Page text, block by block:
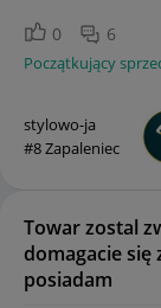
0 6
Początkujący
stylowo-ja
#8 Zapaleniec
Towar zostal
domagacie się
posiadam